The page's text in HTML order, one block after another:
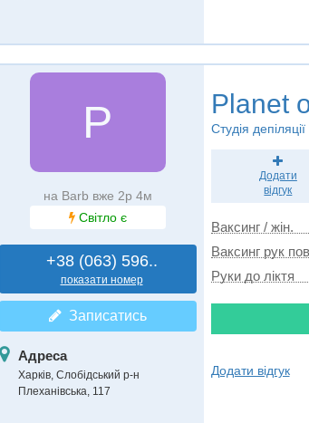
P
на Barb вже 2р 4м
Світло є
+38 (063) 596..
показати номер
Записатись
Адреса
Харків, Слобідський р-н
Плеханівська, 117
Planet
Студія депіляції
Додати
відгук
Ваксинг / жін.
Ваксинг рук
Руки до ліктя
Додати відгук